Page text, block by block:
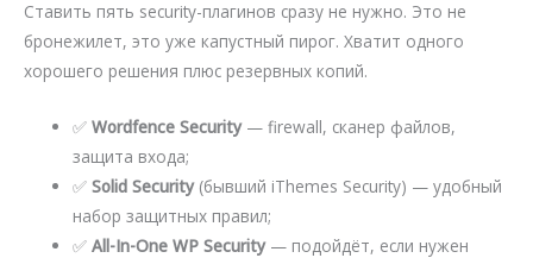
Ставить пять security-плагинов сразу не нужно. Это не
бронежилет, это уже капустный пирог. Хватит одного
хорошего решения плюс резервных копий.
✅Wordfence Security— firewall, сканер файлов,
защита входа;
✅Solid Security(бывший iThemes Security) — удобный
набор защитных правил;
✅All-In-One WP Security— подойдёт, если нужен